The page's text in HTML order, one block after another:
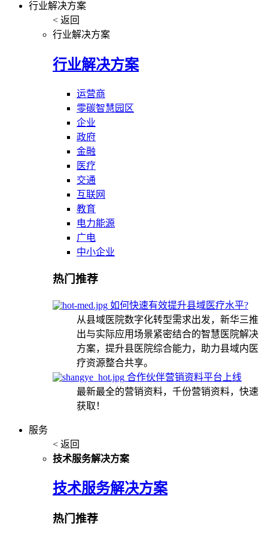
行业解决方案
< 返回
行业解决方案
行业解决方案
运营商
零碳智慧园区
企业
政府
金融
医疗
交通
互联网
教育
电力能源
广电
中小企业
热门推荐
如何快速有效提升县域医疗水平?
从县域医院数字化转型需求出发，新华三推
出与实际应用场景紧密结合的智慧医院解决
方案，提升县医院综合能力，助力县域内医
疗资源整合共享。
合作伙伴营销资料平台上线
最新最全的营销资料，千份营销资料，快速
获取！
服务
< 返回
技术服务解决方案
技术服务解决方案
热门推荐